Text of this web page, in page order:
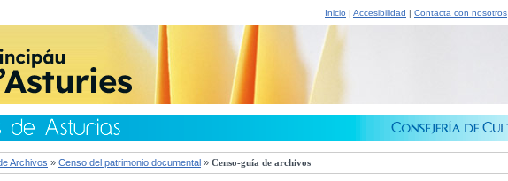
Inicio | Accesibilidad | Contacta con nosotros
Archivos » Censo del patrimonio documental » Censo-guía de archivos